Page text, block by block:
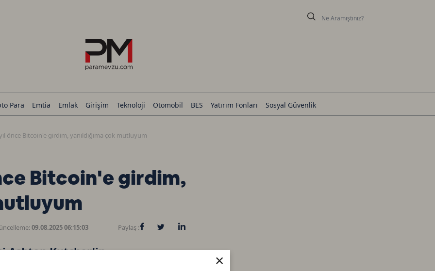
×
Para Emtia Emlak Girişim Teknoloji Otomobil BES Yatırım Fonları Sosyal Güvenlik
önce Bitcoin'e girdim, yanıldığıma çok mutluyum
Bitcoin'e girdim,
09.08.2025 06:15:03 Paylaş :
Ashton Kutcher'in